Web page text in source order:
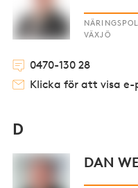
VÄXJÖ
0470-130 28
Klicka för att visa e-
D
DAN